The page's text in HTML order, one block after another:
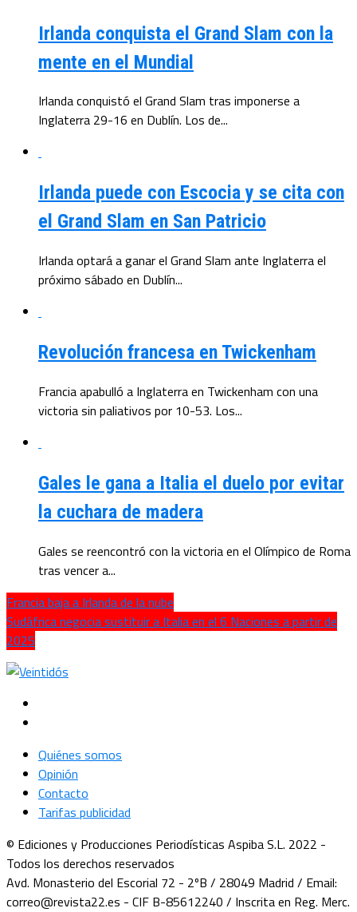
Irlanda conquista el Grand Slam con la
mente en el Mundial
Irlanda conquistó el Grand Slam tras imponerse a
Inglaterra 29-16 en Dublín. Los de...
Irlanda puede con Escocia y se cita con
el Grand Slam en San Patricio
Irlanda optará a ganar el Grand Slam ante Inglaterra el
próximo sábado en Dublín...
Revolución francesa en Twickenham
Francia apabulló a Inglaterra en Twickenham con una
victoria sin paliativos por 10-53. Los...
Gales le gana a Italia el duelo por evitar
la cuchara de madera
Gales se reencontró con la victoria en el Olímpico de Roma
tras vencer a...
Francia baja a Irlanda de la nube
Sudáfrica negocia sustituir a Italia en el 6 Naciones a partir de
2025
Quiénes somos
Opinión
Contacto
Tarifas publicidad
© Ediciones y Producciones Periodísticas Aspiba S.L. 2022 -
Todos los derechos reservados
Avd. Monasterio del Escorial 72 - 2ºB / 28049 Madrid / Email:
correo@revista22.es - CIF B-85612240 / Inscrita en Reg. Merc.